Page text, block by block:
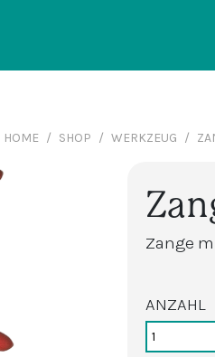
HOME SHOP WERKZEUG
Zange
ANZAHL